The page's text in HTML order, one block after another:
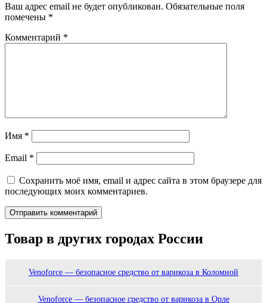
Ваш адрес email не будет опубликован. Обязательные поля
помечены *
Комментарий *
Имя *
Email *
Сохранить моё имя, email и адрес сайта в этом браузере для
последующих моих комментариев.
Товар в других городах России
Venoforce — безопасное средство от варикоза в Коломной
Venoforce — безопасное средство от варикоза в Орле